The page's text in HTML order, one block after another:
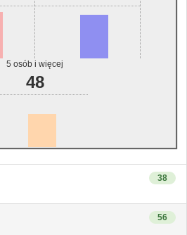
5 osób i więcej
48
38
56